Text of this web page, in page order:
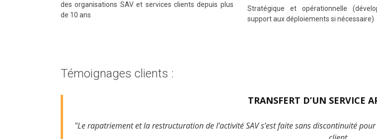
des organisations SAV et services clients depuis plus
de 10 ans
Stratégique et opérationnelle
support aux déploiements si nécessaire)
Témoignages clients :
TRANSFERT D’UN SERVICE
"Le rapatriement et la restructuration de l’activité SAV s’est faite sans discontinuité